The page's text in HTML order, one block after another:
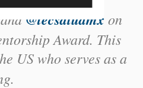
and @tecsaludmxon
Award. This
US who serves as a